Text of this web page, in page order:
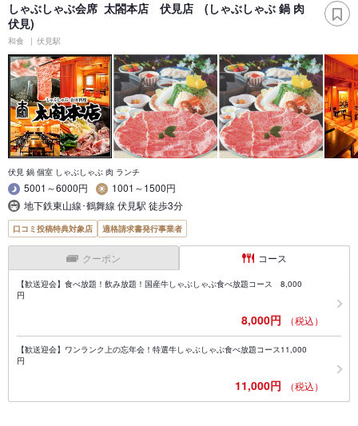
しゃぶしゃぶ会席 太閤本店 伏見店 (しゃぶしゃぶ 鍋 肉
伏見)
和食 伏見駅
伏見 鍋 個室 しゃぶしゃぶ 肉 ランチ
5001～6000円
1001～1500円
地下鉄東山線･鶴舞線 伏見駅 徒歩3分
口コミ投稿特典対象店 適格請求書発行事業者
クーポン コース
【歓送迎会】食べ放題！飲み放題！国産牛しゃぶしゃぶ食べ放題コース 8,000
円
8,000円 （税込）
【歓送迎会】ワンランク上の忘年会！特選牛しゃぶしゃぶ食べ放題コース11,000
円
11,000円 （税込）